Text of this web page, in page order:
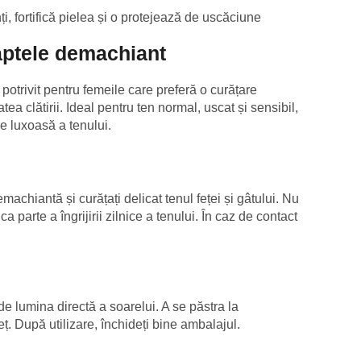
fortifică pielea și o protejează de uscăciune
demachiant
pentru femeile care preferă o curățare
clătirii. Ideal pentru ten normal, uscat și sensibil,
luxoasă a tenului.
și curățați delicat tenul feței și gâtului. Nu
parte a îngrijirii zilnice a tenului. În caz de contact
lumina directă a soarelui. A se păstra la
După utilizare, închideți bine ambalajul.